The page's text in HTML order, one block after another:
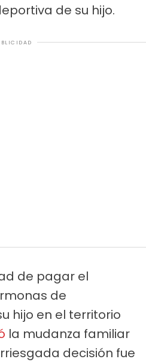
de su hijo.
de pagar el
de
hijo en el territorio
la mudanza familiar
decisión fue